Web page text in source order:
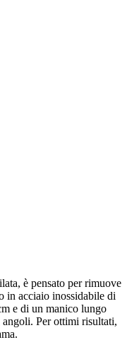
è pensato per rimuove
in acciaio inossidabile di
e di un manico lungo
Per ottimi risultati,